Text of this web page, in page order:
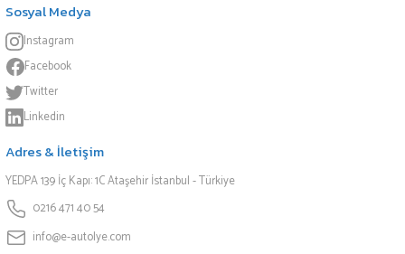
Sosyal Medya
Instagram
Facebook
Twitter
Linkedin
Adres & İletişim
YEDPA 139 İç Kapı: 1C Ataşehir İstanbul - Türkiye
0216 471 40 54
info@e-autolye.com